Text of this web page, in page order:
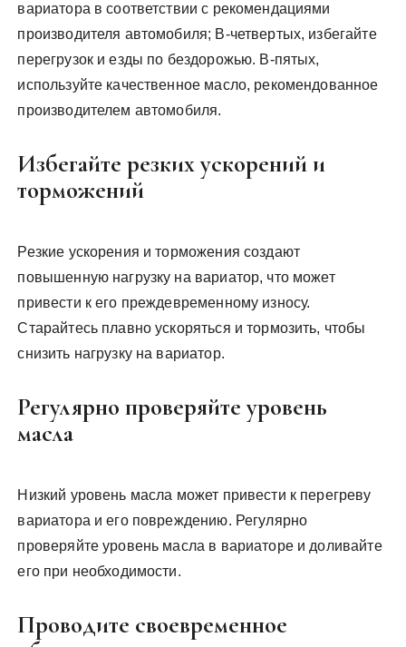
вариатора в соответствии с рекомендациями
производителя автомобиля; В-четвертых, избегайте
перегрузок и езды по бездорожью. В-пятых,
используйте качественное масло, рекомендованное
производителем автомобиля.
Избегайте резких ускорений и
торможений
Резкие ускорения и торможения создают
повышенную нагрузку на вариатор, что может
привести к его преждевременному износу.
Старайтесь плавно ускоряться и тормозить, чтобы
снизить нагрузку на вариатор.
Регулярно проверяйте уровень
масла
Низкий уровень масла может привести к перегреву
вариатора и его повреждению. Регулярно
проверяйте уровень масла в вариаторе и доливайте
его при необходимости.
Проводите своевременное